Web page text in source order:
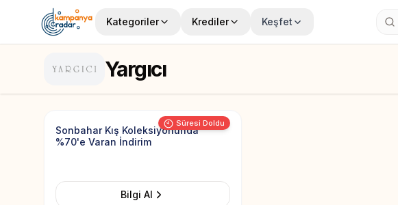
Kategoriler Krediler Keşfet
Yargıcı
Süresi Doldu
Sonbahar Kış Koleksiyonunda
%70'e Varan İndirim
Bilgi Al